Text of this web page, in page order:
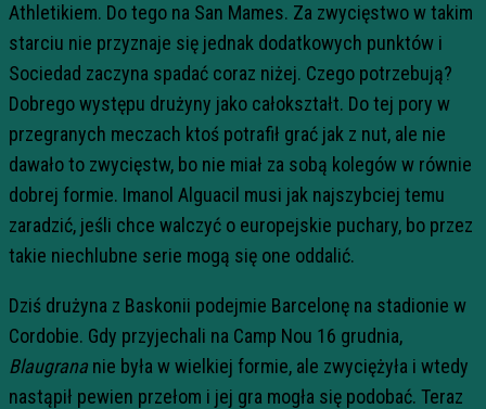
Athletikiem. Do tego na San Mames. Za zwycięstwo w takim
starciu nie przyznaje się jednak dodatkowych punktów i
Sociedad zaczyna spadać coraz niżej. Czego potrzebują?
Dobrego występu drużyny jako całokształt. Do tej pory w
przegranych meczach ktoś potrafił grać jak z nut, ale nie
dawało to zwycięstw, bo nie miał za sobą kolegów w równie
dobrej formie. Imanol Alguacil musi jak najszybciej temu
zaradzić, jeśli chce walczyć o europejskie puchary, bo przez
takie niechlubne serie mogą się one oddalić.
Dziś drużyna z Baskonii podejmie Barcelonę na stadionie w
Cordobie. Gdy przyjechali na Camp Nou 16 grudnia,
Blaugrana nie była w wielkiej formie, ale zwyciężyła i wtedy
nastąpił pewien przełom i jej gra mogła się podobać. Teraz